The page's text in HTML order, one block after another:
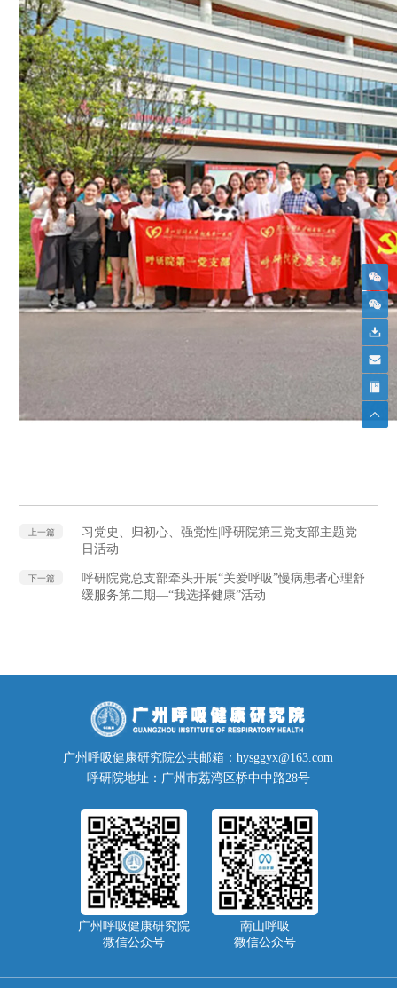
上一篇
习党史、归初心、强党性|呼研院第三党支部主题党
日活动
下一篇
呼研院党总支部牵头开展“关爱呼吸”慢病患者心理舒
缓服务第二期—“我选择健康”活动
广州呼吸健康研究院公共邮箱：hysggyx@163.com
呼研院地址：广州市荔湾区桥中中路28号
广州呼吸健康研究院
微信公众号
南山呼吸
微信公众号